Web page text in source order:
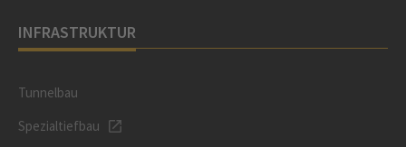
INFRASTRUKTUR
Tunnelbau
Spezialtiefbau